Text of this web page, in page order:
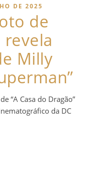
DE 2025
de
Milly
“A Casa do Dragão”
da DC